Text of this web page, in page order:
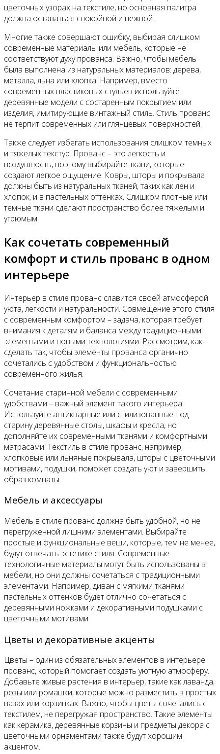
цветочных узорах на текстиле, но основная палитра
должна оставаться спокойной и нежной.
Многие также совершают ошибку, выбирая слишком
современные материалы или мебель, которые не
соответствуют духу прованса. Важно, чтобы мебель
была выполнена из натуральных материалов: дерева,
металла, льна или хлопка. Например, вместо
современных пластиковых стульев используйте
деревянные модели с состаренным покрытием или
изделия, имитирующие винтажный стиль. Стиль прованс
не терпит современных или глянцевых поверхностей.
Также следует избегать использования слишком темных
и тяжелых текстур. Прованс – это легкость и
воздушность, поэтому выбирайте ткани, которые
создают легкое ощущение. Ковры, шторы и покрывала
должны быть из натуральных тканей, таких как лен и
хлопок, и в пастельных оттенках. Слишком плотные или
темные ткани сделают пространство более тяжелым и
угрюмым.
Как сочетать современный
комфорт и стиль прованс в одном
интерьере
Интерьер в стиле прованс славится своей атмосферой
уюта, легкости и натуральности. Совмещение этого стиля
с современным комфортом – задача, которая требует
внимания к деталям и баланса между традиционными
элементами и новыми технологиями. Рассмотрим, как
сделать так, чтобы элементы прованса органично
сочетались с удобством и функциональностью
современного жилья.
Сочетание старинной мебели с современными
удобствами – важный элемент такого интерьера.
Используйте антикварные или стилизованные под
старину деревянные столы, шкафы и кресла, но
дополняйте их современными тканями и комфортными
матрасами. Текстиль в стиле прованс, например,
хлопковые или льняные покрывала, шторы с цветочными
мотивами, подушки, поможет создать уют и завершить
образ комнаты.
Мебель и аксессуары
Мебель в стиле прованс должна быть удобной, но не
перегруженной лишними элементами. Выбирайте
простые и функциональные вещи, которые, тем не менее,
будут отвечать эстетике стиля. Современные
технологичные материалы могут быть использованы в
мебели, но они должны сочетаться с традиционными
элементами. Например, диван с мягкими тканями
пастельных оттенков будет отлично сочетаться с
деревянными ножками и декоративными подушками с
цветочными мотивами.
Цветы и декоративные акценты
Цветы – один из обязательных элементов в интерьере
прованс, который помогает создать уютную атмосферу.
Добавьте живые растения в интерьер, такие как лаванда,
розы или ромашки, которые можно разместить в простых
вазах или корзинках. Важно, чтобы цветы сочетались с
текстилем, не перегружая пространство. Такие элементы
как керамика, деревянные корзины и предметы декора с
цветочными орнаментами также будут хорошим
акцентом.